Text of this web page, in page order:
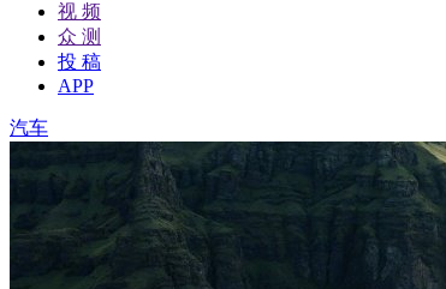
视 频
众 测
投 稿
APP
汽车